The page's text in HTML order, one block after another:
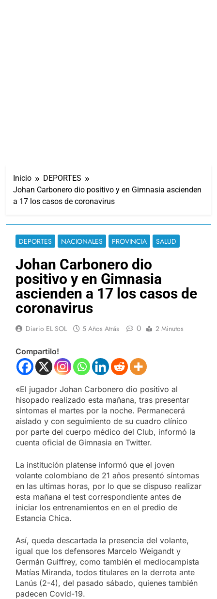
Inicio
DEPORTES
Johan Carbonero dio positivo y en Gimnasia ascienden
a 17 los casos de coronavirus
DEPORTES NACIONALES PROVINCIA SALUD
Johan Carbonero dio
positivo y en Gimnasia
ascienden a 17 los casos de
coronavirus
Diario EL SOL 5 Años Atrás 0 2 Minutos
Compartilo!
«El jugador Johan Carbonero dio positivo al
hisopado realizado esta mañana, tras presentar
síntomas el martes por la noche. Permanecerá
aislado y con seguimiento de su cuadro clínico
por parte del cuerpo médico del Club, informó la
cuenta oficial de Gimnasia en Twitter.
La institución platense informó que el joven
volante colombiano de 21 años presentó síntomas
en las ultimas horas, por lo que se dispuso realizar
esta mañana el test correspondiente antes de
iniciar los entrenamientos en en el predio de
Estancia Chica.
Así, queda descartada la presencia del volante,
igual que los defensores Marcelo Weigandt y
Germán Guiffrey, como también el mediocampista
Matías Miranda, todos titulares en la derrota ante
Lanús (2-4), del pasado sábado, quienes también
padecen Covid-19.